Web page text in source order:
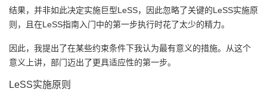
结果，并非如此决定实施巨型LeSS，因此忽略了关键的LeSS实施原
则，且在LeSS指南入门中的第一步执行时花了太少的精力。
因此，我提出了在某些约束条件下我认为最有意义的措施。从这个
意义上讲，部门迈出了更具适应性的第一步。
LeSS实施原则